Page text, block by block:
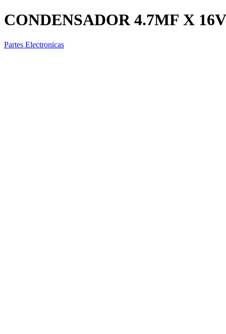
CONDENSADOR 4.7MF X 16V
Partes Electronicas